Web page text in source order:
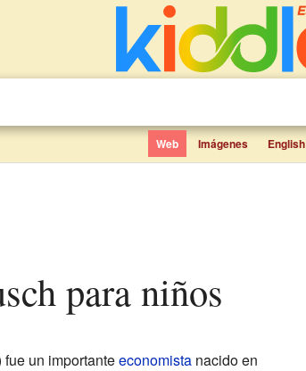
Web Imágenes English
para niños
fue un importanteeconomistanacido en